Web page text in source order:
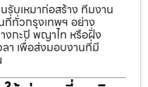
นรับเหมาก่อสร้าง ทีมงาน
ทั่วกรุงเทพฯ อย่าง
างกะปิ พญาไท หรือฝั่ง
ลา เพื่อส่งมอบงานที่มี